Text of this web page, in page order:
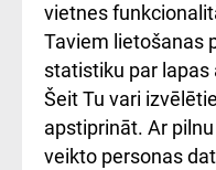
Rēķinu apmaksas
ceļvedis
Rekvizīti un
ārstniecības
vietnes
Taviem lietošanas
statistiku par
Šeit Tu vari
apstiprināt. Ar
veikto personas